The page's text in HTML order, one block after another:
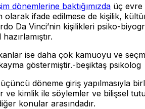
dönemlerine baktığımızda üç evre
ifade edilmese de kişilik,
Da Vinci’nin kişilikleri psiko-
ise daha çok kamuoyu ve
göstermiştir.-beşiktaş psikolog
döneme giriş yapılmasıyla
ve kimlik ile söylemler ve bilişsel
konular arasındadır.